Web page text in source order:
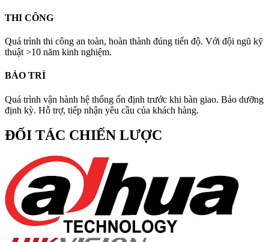
THI CÔNG
Quá trình thi công an toàn, hoàn thành đúng tiến độ. Với đội ngũ kỹ
thuật >10 năm kinh nghiệm.
BẢO TRÌ
Quá trình vận hành hệ thống ổn định trước khi bàn giao. Bảo dưỡng
định kỳ. Hỗ trợ, tiếp nhận yêu cầu của khách hàng.
ĐỐI TÁC CHIẾN LƯỢC